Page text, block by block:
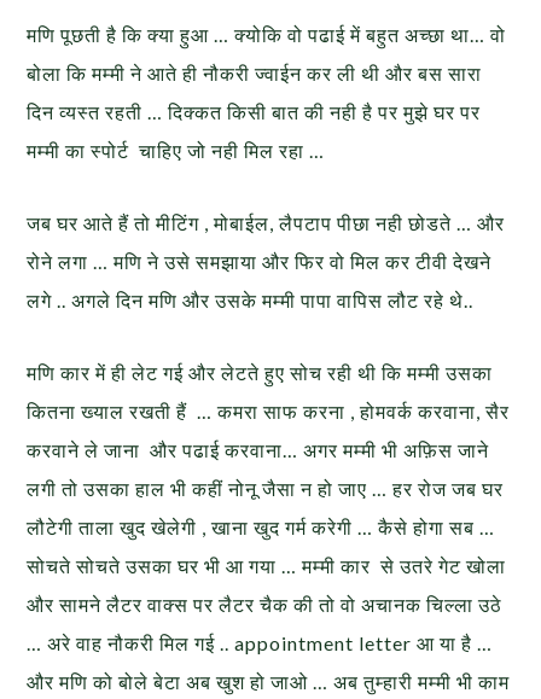
मणि पूछती है कि क्या हुआ … क्योकि वो पढाई में बहुत अच्छा था… वो
बोला कि मम्मी ने आते ही नौकरी ज्वाईन कर ली थी और बस सारा
दिन व्यस्त रहती … दिक्कत किसी बात की नही है पर मुझे घर पर
मम्मी का स्पोर्ट चाहिए जो नही मिल रहा …
जब घर आते हैं तो मीटिंग , मोबाईल, लैपटाप पीछा नही छोडते … और
रोने लगा … मणि ने उसे समझाया और फिर वो मिल कर टीवी देखने
लगे .. अगले दिन मणि और उसके मम्मी पापा वापिस लौट रहे थे..
मणि कार में ही लेट गई और लेटते हुए सोच रही थी कि मम्मी उसका
कितना ख्याल रखती हैं … कमरा साफ करना , होमवर्क करवाना, सैर
करवाने ले जाना और पढाई करवाना… अगर मम्मी भी अफ़िस जाने
लगी तो उसका हाल भी कहीं नोनू जैसा न हो जाए … हर रोज जब घर
लौटेगी ताला खुद खेलेगी , खाना खुद गर्म करेगी … कैसे होगा सब …
सोचते सोचते उसका घर भी आ गया … मम्मी कार से उतरे गेट खोला
और सामने लैटर वाक्स पर लैटर चैक की तो वो अचानक चिल्ला उठे
… अरे वाह नौकरी मिल गई .. appointment letter आ या है …
और मणि को बोले बेटा अब खुश हो जाओ … अब तुम्हारी मम्मी भी काम